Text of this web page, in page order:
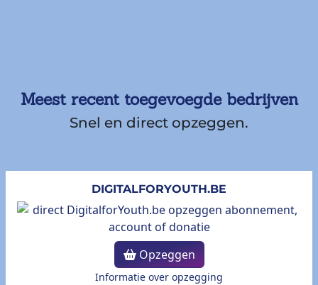
Meest recent toegevoegde bedrijven
Snel en direct opzeggen.
DIGITALFORYOUTH.BE
Opzeggen
Informatie over opzegging